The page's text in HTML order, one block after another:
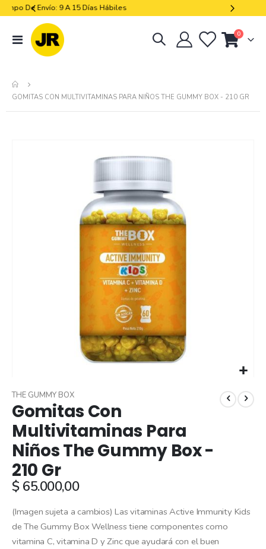
Libres De Iva
navegación
Cart
0artículos
GOMITAS CON MULTIVITAMINAS PARA NIÑOS THE GUMMY BOX - 210 GR
to
the
beginning
of
the
images
gallery
Gomitas Con
Multivitaminas Para
Niños The Gummy Box -
210 Gr
THE GUMMY BOX
$ 65.000,00
(Imagen sujeta a cambios) Las vitaminas Active Immunity Kids
de The Gummy Box Wellness tiene componentes como
vitamina C, vitamina D y Zinc que ayudará con el buen